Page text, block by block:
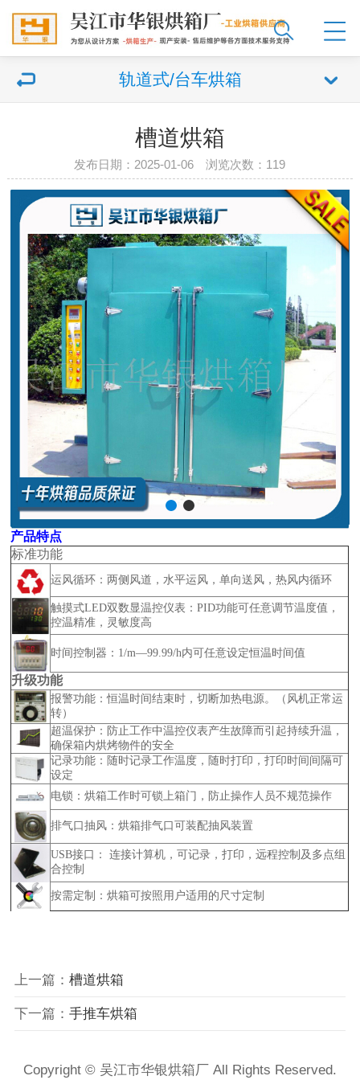
轨道式/台车烘箱
槽道烘箱
发布日期：2025-01-06 浏览次数：119
产品特点
标准功能
运风循环：两侧风道，水平运风，单向送风，热风内循环
触摸式LED双数显温控仪表：PID功能可任意调节温度值，
控温精准，灵敏度高
时间控制器：1/m—99.99/h内可任意设定恒温时间值
升级功能
报警功能：恒温时间结束时，切断加热电源。（风机正常运
转）
超温保护：防止工作中温控仪表产生故障而引起持续升温，
确保箱内烘烤物件的安全
记录功能：随时记录工作温度，随时打印，打印时间间隔可
设定
电锁：烘箱工作时可锁上箱门，防止操作人员不规范操作
排气口抽风：烘箱排气口可装配抽风装置
USB接口： 连接计算机，可记录，打印，远程控制及多点组
合控制
按需定制：烘箱可按照用户适用的尺寸定制
上一篇： 槽道烘箱
下一篇： 手推车烘箱
Copyright © 吴江市华银烘箱厂 All Rights Reserved.